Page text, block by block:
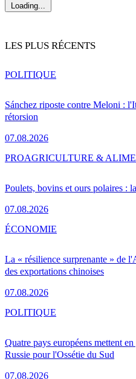
Loading...
LES PLUS RÉCENTS
Sánchez riposte contre Meloni :
rétorsion
07.08.2026
POLITIQUE
Poulets, bovins et ours polaires :
07.08.2026
PROAGRICULTURE &
La « résilience surprenante » de
des exportations chinoises
07.08.2026
ÉCONOMIE
Quatre pays européens mettent
Russie pour l'Ossétie du Sud
07.08.2026
POLITIQUE